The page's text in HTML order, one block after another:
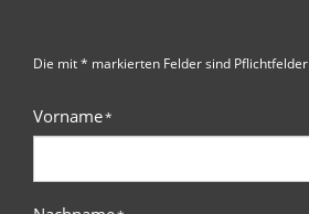
Die mit * markierten Felder sind Pflichtfelder
Vorname*